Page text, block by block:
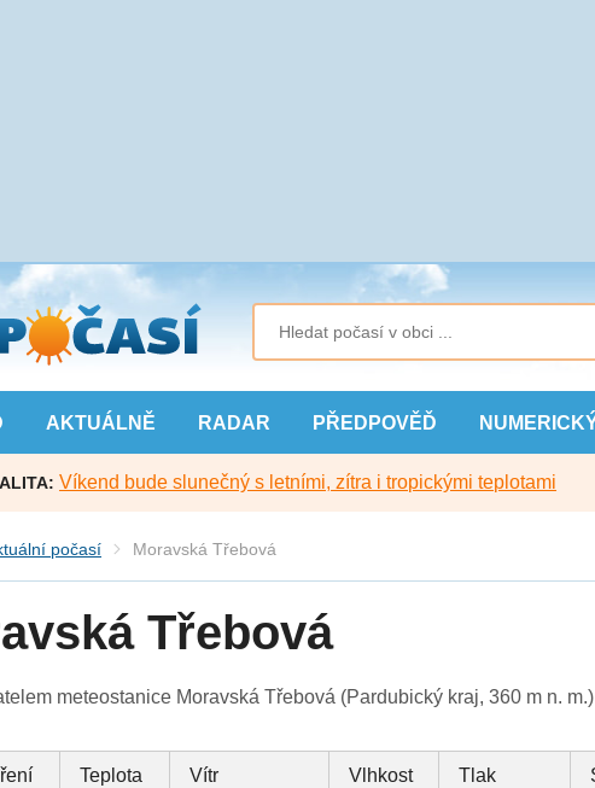
AKTUÁLNĚ RADAR PŘEDPOVĚĎ
Víkend bude slunečný s letními, zítra i tropickými teplotami
počasí Moravská Třebová
Třebová
meteostanice Moravská Třebová (Pardubický kraj, 360 m n.
Teplota Vítr Vlhkost Tlak